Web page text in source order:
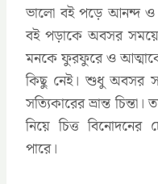
ভালো বই পড়ে আনন্দ
বই পড়াকে অবসর
মনকে ফুরফুরে ও
কিছু নেই। শুধু অবসর
সত্যিকারের ভ্রান্ত
নিয়ে চিত্ত
পারে।